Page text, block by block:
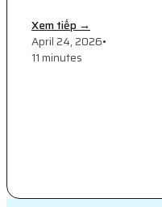
Xem tiếp →
April 24, 2026•
11 minutes